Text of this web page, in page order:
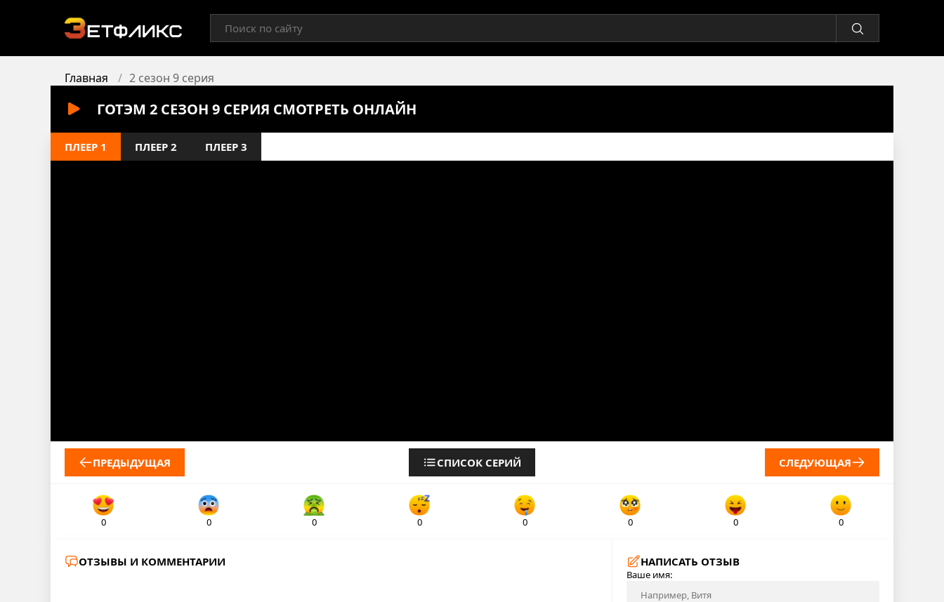
Главная 2 сезон 9 серия
ГОТЭМ 2 СЕЗОН 9 СЕРИЯ СМОТРЕТЬ ОНЛАЙН
ПЛЕЕР 1 ПЛЕЕР 2 ПЛЕЕР 3
ПРЕДЫДУЩАЯ СПИСОК СЕРИЙ СЛЕДУЮЩАЯ
0 0 0 0 0 0 0 0
ОТЗЫВЫ И КОММЕНТАРИИ НАПИСАТЬ ОТЗЫВ
Ваше имя: